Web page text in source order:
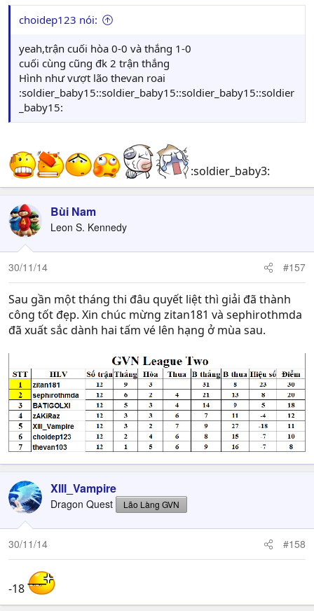
choidep123 nói:
yeah,trận cuối hòa 0-0 và thắng 1-0
cuối cùng cũng đk 2 trận thắng
Hình như vượt lão thevan roai
:soldier_baby15::soldier_baby15::soldier_baby15::soldier
_baby15:
:soldier_baby3:
Bùi Nam
Leon S. Kennedy
30/11/14 #157
Sau gần một tháng thi đâu quyết liệt thì giải đã thành
công tốt đẹp. Xin chúc mừng zitan181 và sephirothmda
đã xuất sắc dành hai tấm vé lên hạng ở mùa sau.
Xlll_Vampire
Dragon Quest Lão Làng GVN
30/11/14 #158
-18